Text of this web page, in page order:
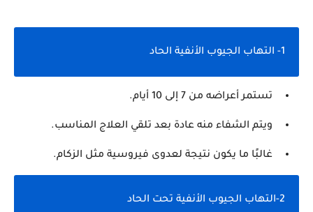
1- التهاب الجيوب الأنفية الحاد
تستمر أعراضه من 7 إلى 10 أيام.
ويتم الشفاء منه عادة بعد تلقي العلاج المناسب.
غالبًا ما يكون نتيجة لعدوى فيروسية مثل الزكام.
2-التهاب الجيوب الأنفية تحت الحاد